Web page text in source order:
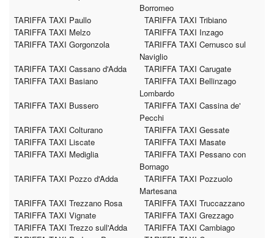
Borromeo
TARIFFA TAXI Paullo
TARIFFA TAXI Tribiano
TARIFFA TAXI Melzo
TARIFFA TAXI Inzago
TARIFFA TAXI Gorgonzola
TARIFFA TAXI Cernusco sul
Naviglio
TARIFFA TAXI Cassano d'Adda
TARIFFA TAXI Carugate
TARIFFA TAXI Basiano
TARIFFA TAXI Bellinzago
Lombardo
TARIFFA TAXI Bussero
TARIFFA TAXI Cassina de'
Pecchi
TARIFFA TAXI Colturano
TARIFFA TAXI Gessate
TARIFFA TAXI Liscate
TARIFFA TAXI Masate
TARIFFA TAXI Mediglia
TARIFFA TAXI Pessano con
Bornago
TARIFFA TAXI Pozzo d'Adda
TARIFFA TAXI Pozzuolo
Martesana
TARIFFA TAXI Trezzano Rosa
TARIFFA TAXI Truccazzano
TARIFFA TAXI Vignate
TARIFFA TAXI Grezzago
TARIFFA TAXI Trezzo sull'Adda
TARIFFA TAXI Cambiago